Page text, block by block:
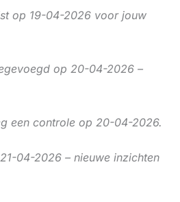
op 19-04-2026 voor jouw
op 20-04-2026 –
een controle op 20-04-2026.
04-2026 – nieuwe inzichten